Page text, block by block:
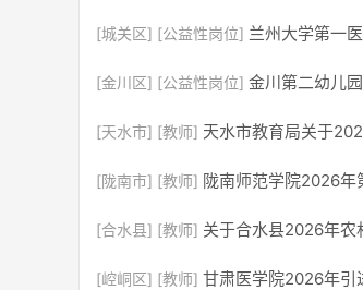
[城关区] [公益性岗位] 兰州大学第一
[金川区] [公益性岗位] 金川第二幼儿
[天水市] [教师] 天水市教育局关于
[陇南市] [教师] 陇南师范学院2026年
[合水县] [教师] 关于合水县2026年农
[崆峒区] [教师] 甘肃医学院2026年引